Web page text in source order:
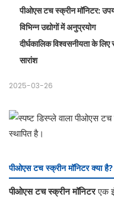
पीओएस टच स्क्रीन मॉनिटर:
विभिन्न उद्योगों में अनुप्रयोग
दीर्घकालिक विश्वसनीयता के लिए
सारांश
2025-03-26
पीओएस टच स्क्रीन मॉनिटर क्या है?
पीओएस टच स्क्रीन मॉनिटरएक